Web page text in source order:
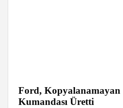
Ford,
Kumandası Üretti